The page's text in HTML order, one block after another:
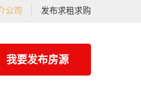
公司 发布求租求购
我要发布房源